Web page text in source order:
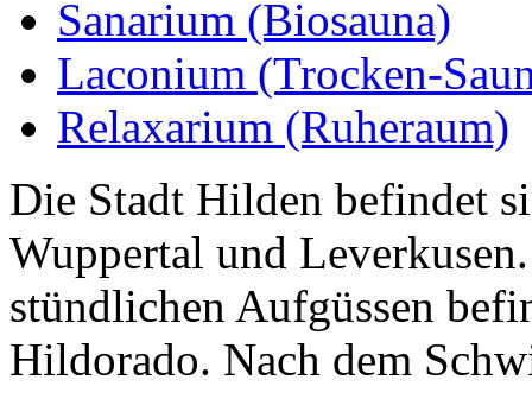
Sanarium (Biosauna)
Laconium (Trocken-
Relaxarium (Ruheraum)
Die Stadt Hilden befindet
Wuppertal und
stündlichen Aufgüssen
Hildorado. Nach dem